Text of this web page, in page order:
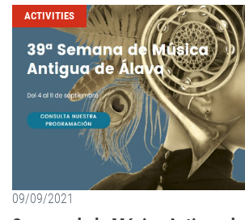
ACTIVITIES
09/09/2021